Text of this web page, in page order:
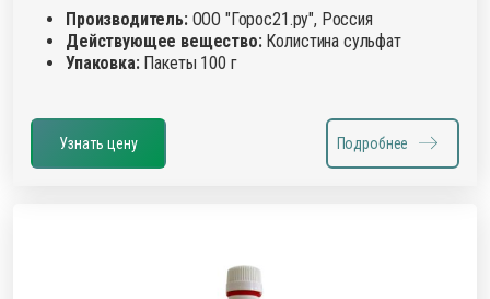
Производитель:ООО "Горос21.ру", Россия
Действующее вещество:Колистина сульфат
Упаковка:Пакеты 100 г
Узнать цену Подробнее